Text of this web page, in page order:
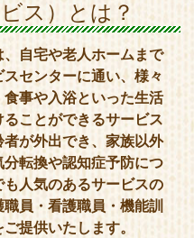
ス）とは？
自宅や老人ホームまで
センターに通い、様々
事や入浴といった生活
ことができるサービス
が外出でき、家族以外
転換や認知症予防につ
人気のあるサービスの
員・看護職員・機能訓
提供いたします。